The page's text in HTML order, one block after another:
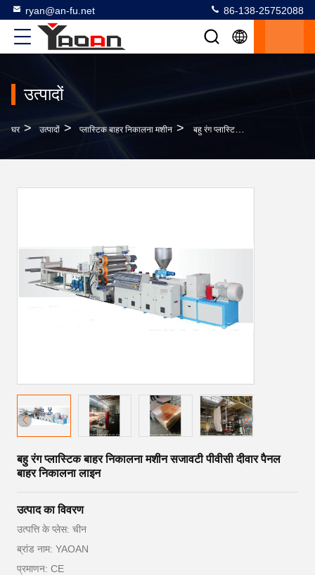
ryan@an-fu.net 86-138-25752088
उत्पादों
घर > उत्पादों > प्लास्टिक बाहर निकालना मशीन > बहु रंग प्लास्टिक बाहर निकालना मशीन सजावटी पीवीसी दीवार पैनल बाहर निकालना लाइन
बहु रंग प्लास्टिक बाहर निकालना मशीन सजावटी पीवीसी दीवार पैनल
बाहर निकालना लाइन
उत्पाद का विवरण
उत्पत्ति के प्लेस: चीन
ब्रांड नाम: YAOAN
प्रमाणन: CE